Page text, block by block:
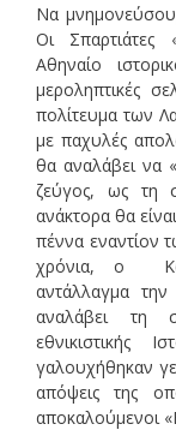
Να
Οι
Αθηναίο
μεροληπτικές
πολίτευμα των
με παχυλές
θα αναλάβει να
ζεύγος, ως τη
ανάκτορα θα
πέννα εναντίον
χρόνια, ο
αντάλλαγμα την
αναλάβει τη
γαλουχήθηκαν
απόψεις της
αποκαλούμενοι